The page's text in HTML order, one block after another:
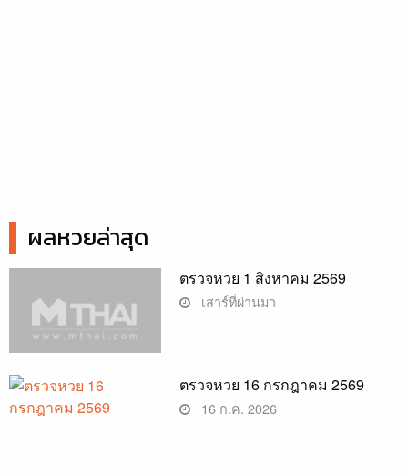
ผลหวยล่าสุด
ตรวจหวย 1 สิงหาคม 2569
เสาร์ที่ผ่านมา
ตรวจหวย 16 กรกฎาคม 2569
16 ก.ค. 2026